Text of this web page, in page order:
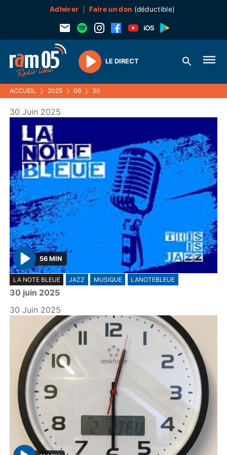
Adhérer Faire un don (déductible)
Play
LE DIRECT
ACCUEIL ❯ 2025 ❯ 06 ❯ 30
30 Juin 2025
P
l
a
y
56 MIN
LA NOTE BLEUE JAZZ MUSIQUE LANOTEBLEUE
30 juin 2025
30 Juin 2025